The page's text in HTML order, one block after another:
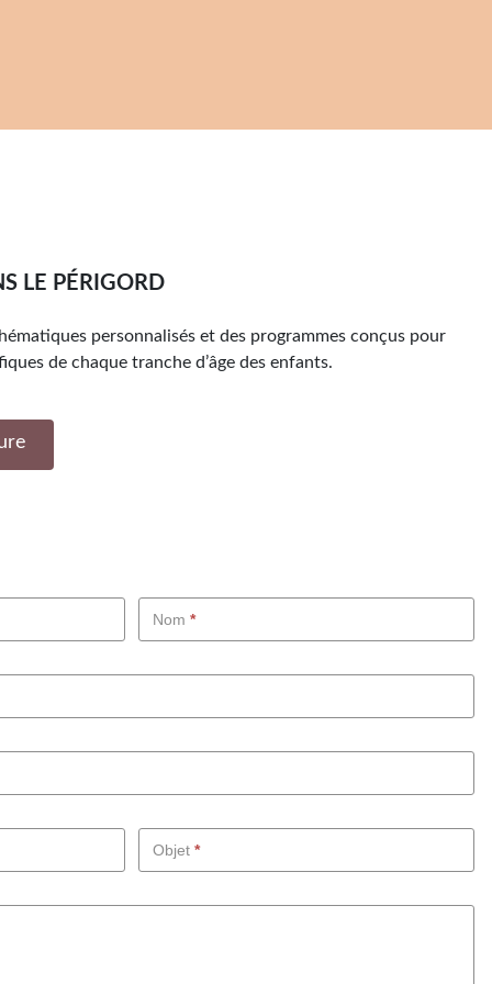
LE PÉRIGORD
personnalisés et des programmes conçus pour
de chaque tranche d’âge des enfants.
Nom*
Objet*